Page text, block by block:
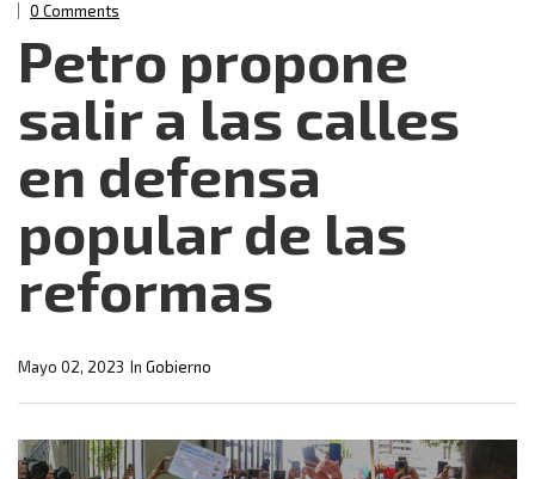
0 Comments
Petro propone
salir a las calles
en defensa
popular de las
reformas
In Gobierno
Mayo 02, 2023